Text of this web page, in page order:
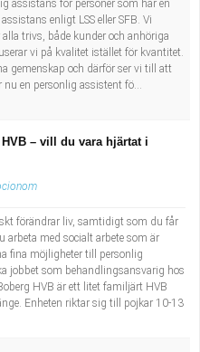
assistans för personer som har en
enligt LSS eller SFB. Vi
trivs, både kunder och anhöriga
vi på kvalitet istället för kvantitet.
gemenskap och därför ser vi till att
nu en personlig assistent fö...
– vill du vara hjärtat i
förändrar liv, samtidigt som du får
arbeta med socialt arbete som är
fina möjligheter till personlig
jobbet som behandlingsansvarig hos
HVB är ett litet familjärt HVB
Enheten riktar sig till pojkar 10-13